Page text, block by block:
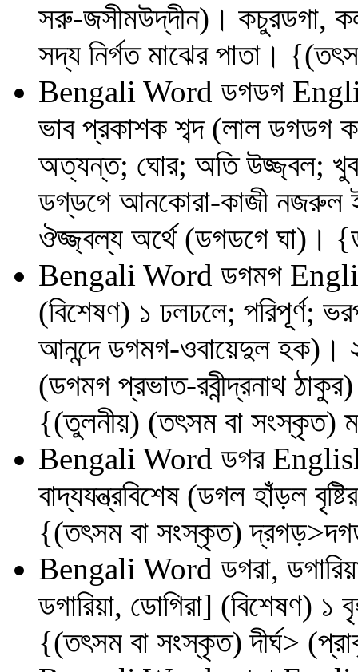
সরু-জসীমউদ্‌দীন)। কচুরডগা,
সদ্য নির্গত মাঝের পাতা।
Bengali Word ডগডগ
ভাব প্রকাশক শব্দ (লাল ডগডগ
অত্যন্ত; ঘোর; অতি উজ্জ্বল; খুব
ডগ্‌ডগে আনকোরা-কাজী নজরুল
ঔজ্জ্বল্য অর্থে (ডগডগে ঘা)।
Bengali Word ডগমগ
(বিশেষণ) ১ ঢলঢলে; পরিপূর্ণ;
আনন্দে ডগমগ-ওবায়েদুল হক)।
(ডগমগ প্রভাত-রবীন্দ্রনাথ
{(তুলনীয়) (তৎসম বা সংস্কৃত)
Bengali Word ডগর
বাদ্যযন্ত্রবিশেষ (ডগল হাঁড়ল
{(তৎসম বা সংস্কৃত)
Bengali Word ডগরা,
ডগারিয়া, ডোগিরা] (বিশেষণ)
{(তৎসম বা সংস্কৃত) দীর্ঘ>